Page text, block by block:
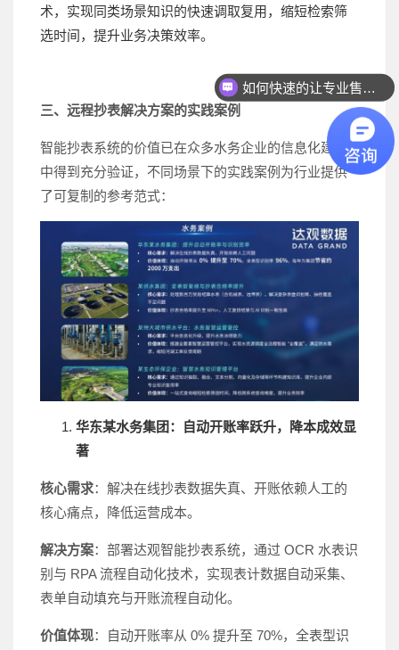
术，实现同类场景知识的快速调取复用，缩短检索筛
选时间，提升业务决策效率。
三、远程抄表解决方案的实践案例
智能抄表系统的价值已在众多水务企业的信息化建设
中得到充分验证，不同场景下的实践案例为行业提供
了可复制的参考范式：
华东某水务集团：自动开账率跃升，降本成效显
著
核心需求：解决在线抄表数据失真、开账依赖人工的
核心痛点，降低运营成本。
解决方案：部署达观智能抄表系统，通过 OCR 水表识
别与 RPA 流程自动化技术，实现表计数据自动采集、
表单自动填充与开账流程自动化。
价值体现：自动开账率从 0% 提升至 70%，全表型识